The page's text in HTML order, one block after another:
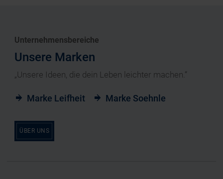
Unternehmensbereiche
Unsere Marken
„Unsere Ideen, die dein Leben leichter machen.“
Marke Leifheit Marke Soehnle
ÜBER UNS